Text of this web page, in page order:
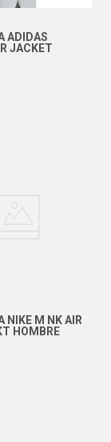
ADIDAS
JACKET
NIKE M NK AIR
HOMBRE